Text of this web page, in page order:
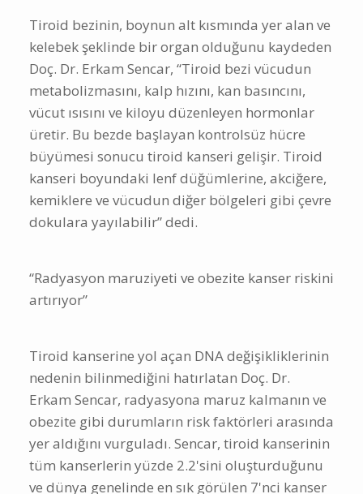
Tiroid bezinin, boynun alt kısmında yer alan ve
kelebek şeklinde bir organ olduğunu kaydeden
Doç. Dr. Erkam Sencar, “Tiroid bezi vücudun
metabolizmasını, kalp hızını, kan basıncını,
vücut ısısını ve kiloyu düzenleyen hormonlar
üretir. Bu bezde başlayan kontrolsüz hücre
büyümesi sonucu tiroid kanseri gelişir. Tiroid
kanseri boyundaki lenf düğümlerine, akciğere,
kemiklere ve vücudun diğer bölgeleri gibi çevre
dokulara yayılabilir” dedi.
“Radyasyon maruziyeti ve obezite kanser riskini
artırıyor”
Tiroid kanserine yol açan DNA değişikliklerinin
nedenin bilinmediğini hatırlatan Doç. Dr.
Erkam Sencar, radyasyona maruz kalmanın ve
obezite gibi durumların risk faktörleri arasında
yer aldığını vurguladı. Sencar, tiroid kanserinin
tüm kanserlerin yüzde 2.2'sini oluşturduğunu
ve dünya genelinde en sık görülen 7'nci kanser